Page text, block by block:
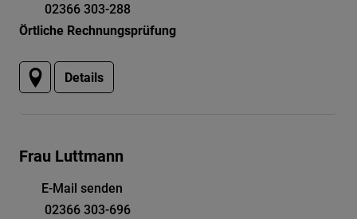
02366 303-288
Örtliche Rechnungsprüfung
Details
Frau Luttmann
E-Mail senden
02366 303-696